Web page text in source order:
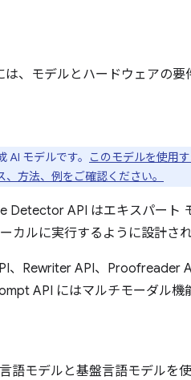
、モデルとハードウェアの要
AI モデルです。
このモデルを使用
方法、例をご確認ください。
Detector API はエキスパート
カルに実行するように設計さ
、Rewriter API、Proofreader
API にはマルチモーダル機
語モデルと基盤言語モデルを